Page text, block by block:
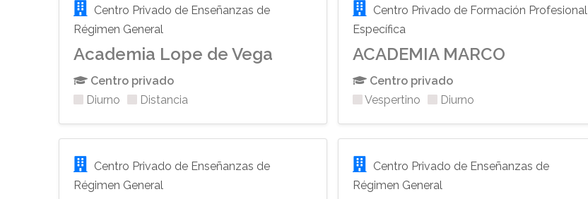
Centro Privado de Enseñanzas de
Régimen General
Academia Lope de Vega
Centro privado
Diurno
Distancia
Centro Privado de Formación Profesional
Específica
ACADEMIA MARCO
Centro privado
Vespertino
Diurno
Centro Privado de Enseñanzas de
Régimen General
Centro Privado de Enseñanzas de
Régimen General